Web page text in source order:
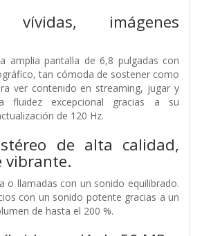
vívidas, imágenes
amplia pantalla de 6,8 pulgadas con
tan cómoda de sostener como
ver contenido en streaming, jugar y
fluidez excepcional gracias a su
de 120 Hz.
de alta calidad,
vibrante.
o llamadas con un sonido equilibrado.
con un sonido potente gracias a un
de hasta el 200 %.